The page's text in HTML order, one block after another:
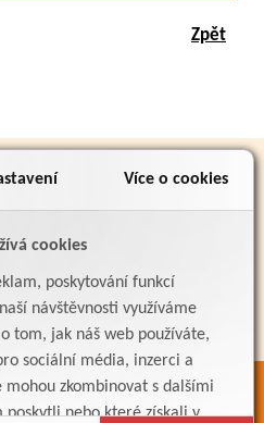
Více o cookies
cookies
poskytování funkcí
návštěvnosti využíváme
tom, jak náš web používáte,
sociální média, inzerci a
zkombinovat s dalšími
nebo které získali v
Zpět